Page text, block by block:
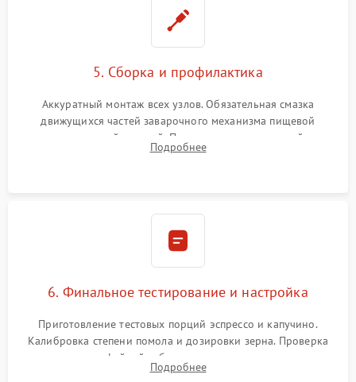
5. Сборка и профилактика
Аккуратный монтаж всех узлов. Обязательная смазка
движущихся частей заварочного механизма пищевой
силиконовой смазкой. Проведение программной
декальцинации и очистки системы от кофейных масел.
Подробнее
6. Финальное тестирование и настройка
Приготовление тестовых порций эспрессо и капучино.
Калибровка степени помола и дозировки зерна. Проверка
плотности кофейной таблетки, температуры напитка и
качества молочной пены. Контроль отсутствия посторонних
Подробнее